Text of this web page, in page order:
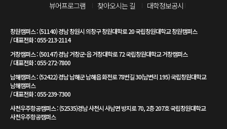
뷰어프로그램
찾아오시는 길 대학정보공시
창원캠퍼스 : (51140) 경남 창원시 의창구 창원대학로 20 국립창원대학교 창원캠퍼스
/ 대표전화 : 055-213-2114
거창캠퍼스 : (50147) 경남 거창군·읍 거창대학로 72 국립창원대학교 거창캠퍼스
/ 대표전화 : 055-272-7800
남해캠퍼스 : (52422) 경남 남해군 남해읍 화전로 78번길 30(남변리 195) 국립창원대학교
남해캠퍼스
/ 대표전화 : 055-239-7300
사천우주항공캠퍼스 : (52535)경남 사천시 사남면 방지로 70, 2층 207호 국립창원대학교
사천우주항공캠퍼스